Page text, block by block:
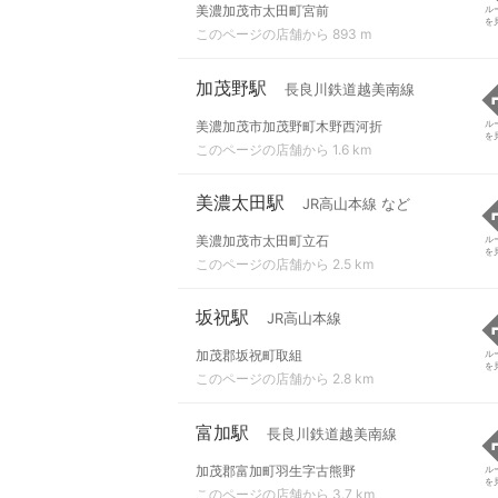
美濃加茂市太田町宮前
このページの店舗から 893 m
ル
を
加茂野駅 長良川鉄道越美南線
美濃加茂市加茂野町木野西河折
このページの店舗から 1.6 km
ル
を
美濃太田駅 JR高山本線 など
美濃加茂市太田町立石
このページの店舗から 2.5 km
ル
を
坂祝駅 JR高山本線
加茂郡坂祝町取組
このページの店舗から 2.8 km
ル
を
富加駅 長良川鉄道越美南線
加茂郡富加町羽生字古熊野
このページの店舗から 3.7 km
ル
を